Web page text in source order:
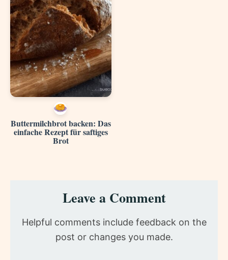
Buttermilchbrot backen: Das
einfache Rezept für saftiges
Brot
InteractionsLeave a Comment
Helpful comments include feedback on the
post or changes you made.